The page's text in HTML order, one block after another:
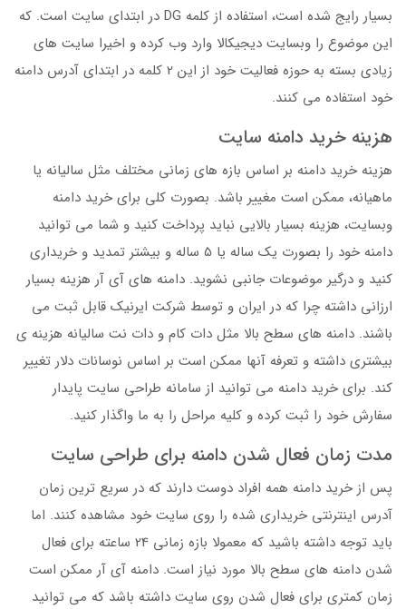
بسیار رایج شده است، استفاده از کلمه DG در ابتدای سایت است. که
این موضوع را وبسایت دیجیکالا وارد وب کرده و اخیرا سایت های
زیادی بسته به حوزه فعالیت خود از این 2 کلمه در ابتدای آدرس دامنه
خود استفاده می کنند.
هزینه خرید دامنه سایت
هزینه خرید دامنه بر اساس بازه های زمانی مختلف مثل سالیانه یا
ماهیانه، ممکن است مغییر باشد. بصورت کلی برای خرید دامنه
وبسایت، هزینه بسیار بالایی نباید پرداخت کنید و شما می توانید
دامنه خود را بصورت یک ساله یا 5 ساله و بیشتر تمدید و خریداری
کنید و درگیر موضوعات جانبی نشوید. دامنه های آی آر هزینه بسیار
ارزانی داشته چرا که در ایران و توسط شرکت ایرنیک قابل ثبت می
باشند. دامنه های سطح بالا مثل دات کام و دات نت سالیانه هزینه ی
بیشتری داشته و تعرفه آنها ممکن است بر اساس نوسانات دلار تغییر
کند. برای خرید دامنه می توانید از سامانه طراحی سایت پایدار
سفارش خود را ثبت کرده و کلیه مراحل را به ما واگذار کنید.
مدت زمان فعال شدن دامنه برای طراحی سایت
پس از خرید دامنه همه افراد دوست دارند که در سریع ترین زمان
آدرس اینترنتی خریداری شده را روی سایت خود مشاهده کنند. اما
باید توجه داشته باشید که معمولا بازه زمانی 24 ساعته برای فعال
شدن دامنه های سطح بالا مورد نیاز است. دامنه آی آر ممکن است
زمان کمتری برای فعال شدن روی سایت داشته باشد که می توانید